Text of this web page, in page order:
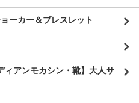
ーカー＆ブレスレット
アンモカシン・靴】大人サ